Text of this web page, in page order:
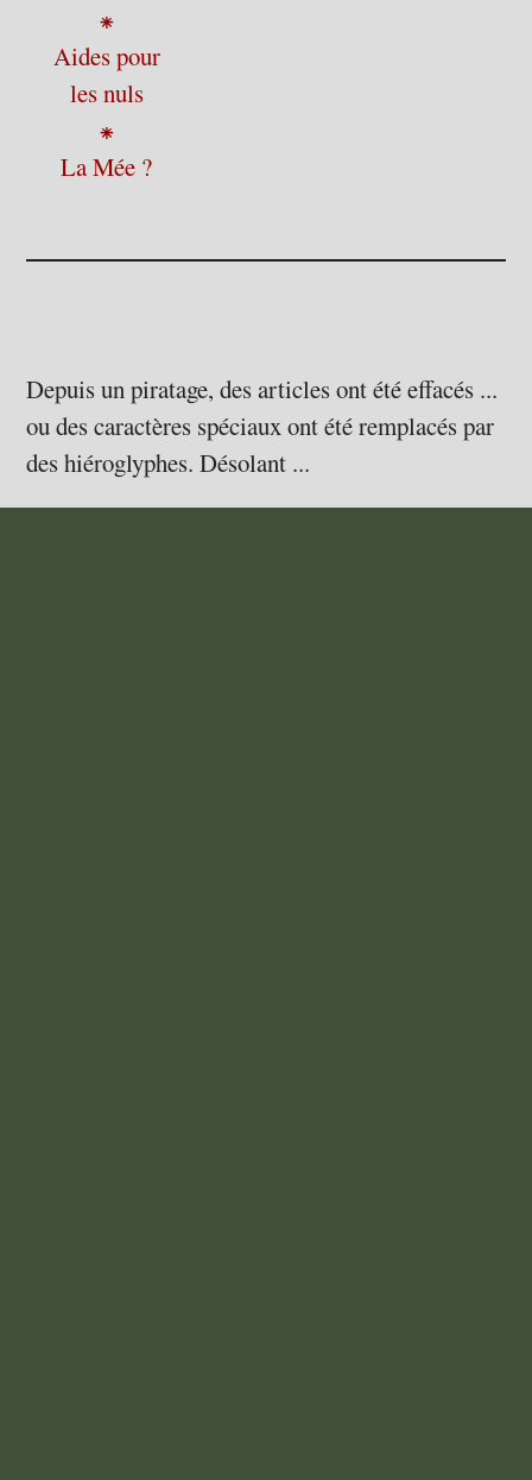
⁕
Aides pour
les nuls
⁕
La Mée ?
Depuis un piratage, des articles ont été effacés ...
ou des caractères spéciaux ont été remplacés par
des hiéroglyphes. Désolant ...